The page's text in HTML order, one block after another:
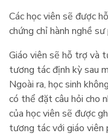
Các học viên sẽ được
chứng chỉ hành nghề
Giáo viên sẽ hỗ trợ và
tương tác định kỳ sau
Ngoài ra, học sinh
có thể đặt câu hỏi cho
của học viên sẽ được
tương tác với giáo viên